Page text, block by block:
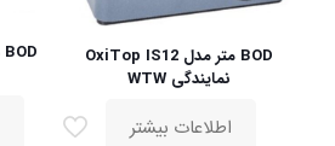
BOD متر مدل OxiTop IS12
نمایندگی WTW
اطلاعات بیشتر